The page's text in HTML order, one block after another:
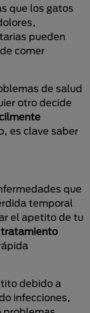
que los gatos
pueden
comer
de salud
otro decide
es clave saber
que
temporal
el apetito de tu
debido a
infecciones,